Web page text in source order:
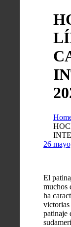
26
El
muchos
ha
victorias
patinaje